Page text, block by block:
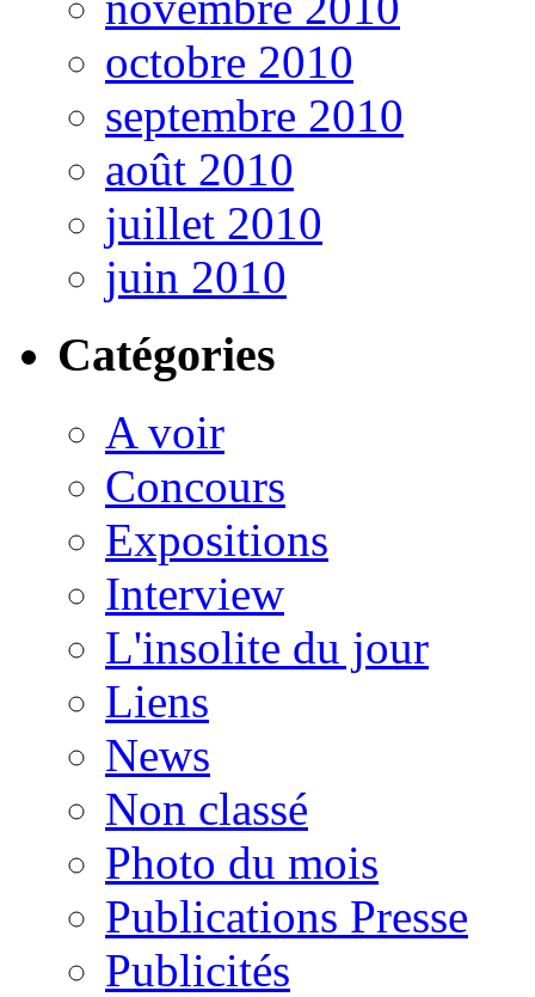
octobre 2010
septembre 2010
août 2010
juillet 2010
juin 2010
Catégories
A voir
Concours
Expositions
Interview
L'insolite du jour
Liens
News
Non classé
Photo du mois
Publications Presse
Publicités